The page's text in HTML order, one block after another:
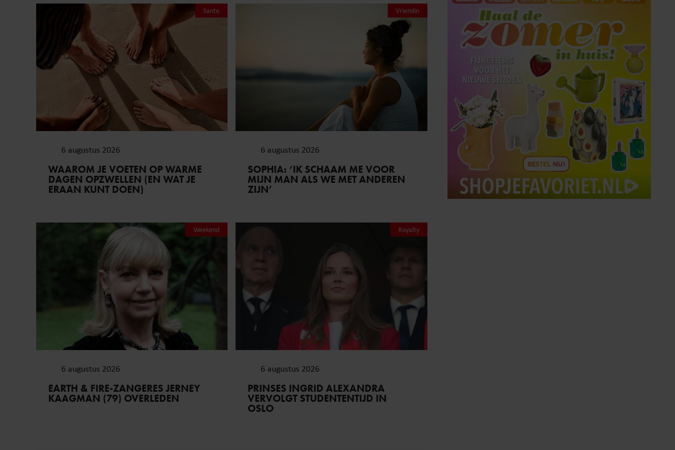
Sante
6 augustus 2026
WAAROM JE VOETEN OP WARME
DAGEN OPZWELLEN (EN WAT JE
ERAAN KUNT DOEN)
Vriendin
6 augustus 2026
SOPHIA: ‘IK SCHAAM ME VOOR
MIJN MAN ALS WE MET ANDEREN
ZIJN’
Weekend
6 augustus 2026
EARTH & FIRE-ZANGERES JERNEY
KAAGMAN (79) OVERLEDEN
Royalty
6 augustus 2026
PRINSES INGRID ALEXANDRA
VERVOLGT STUDENTENTIJD IN
OSLO